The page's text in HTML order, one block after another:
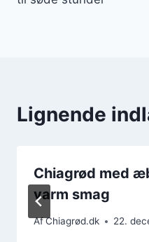
Lignende
Chiagrød med
varm smag
AfChiagrød.dk 22.